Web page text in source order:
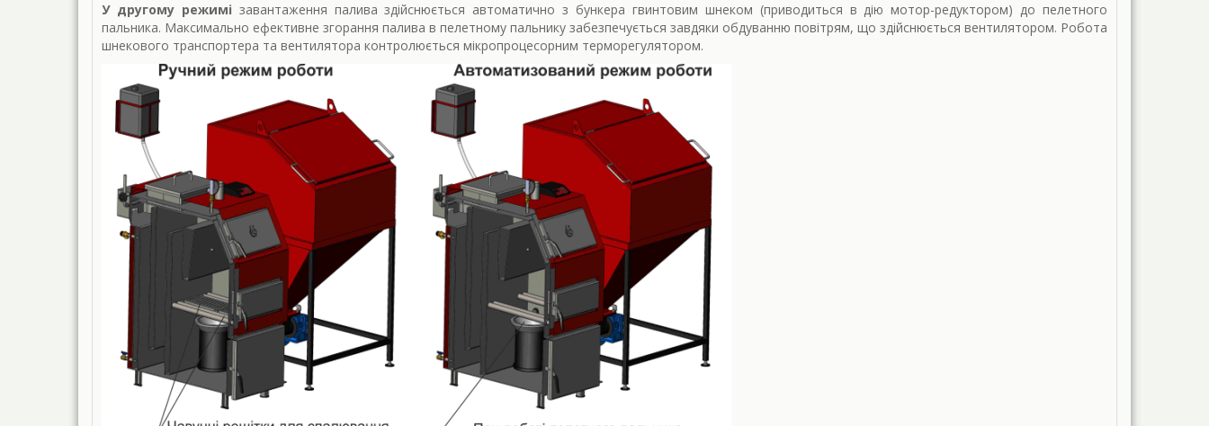
У другому режимі завантаження палива здійснюється автоматично з бункера гвинтовим шнеком (приводиться в дію мотор-редуктором) до пелетного
пальника. Максимально ефективне згорання палива в пелетному пальнику забезпечується завдяки обдуванню повітрям, що здійснюється вентилятором. Робота
шнекового транспортера та вентилятора контролюється мікропроцесорним терморегулятором.